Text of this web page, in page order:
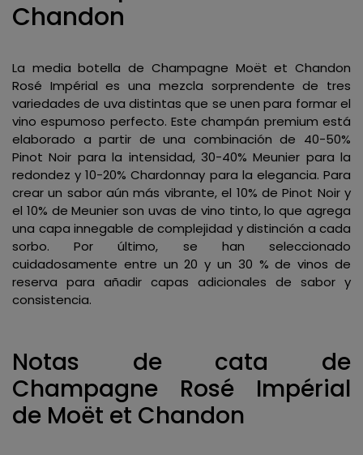
Chandon
La media botella de Champagne Moët et Chandon
Rosé Impérial es una mezcla sorprendente de tres
variedades de uva distintas que se unen para formar el
vino espumoso perfecto. Este champán premium está
elaborado a partir de una combinación de 40-50%
Pinot Noir para la intensidad, 30-40% Meunier para la
redondez y 10-20% Chardonnay para la elegancia. Para
crear un sabor aún más vibrante, el 10% de Pinot Noir y
el 10% de Meunier son uvas de vino tinto, lo que agrega
una capa innegable de complejidad y distinción a cada
sorbo. Por último, se han seleccionado
cuidadosamente entre un 20 y un 30 % de vinos de
reserva para añadir capas adicionales de sabor y
consistencia.
Notas de cata de
Champagne Rosé Impérial
de Moët et Chandon